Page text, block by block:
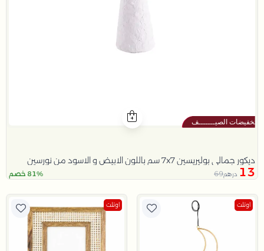
ديكور جمالي بوليريسين 7x7 سم باللون الابيض و الاسود من نورسين
13 درهم69 81% خصم
اوتلت اوتلت